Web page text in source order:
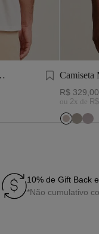
Camiseta
R$ 329 00
ou 2x de R$
10% de Gift Back
*Não cumulativo